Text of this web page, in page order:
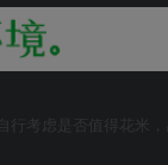
考虑是否值得花米，